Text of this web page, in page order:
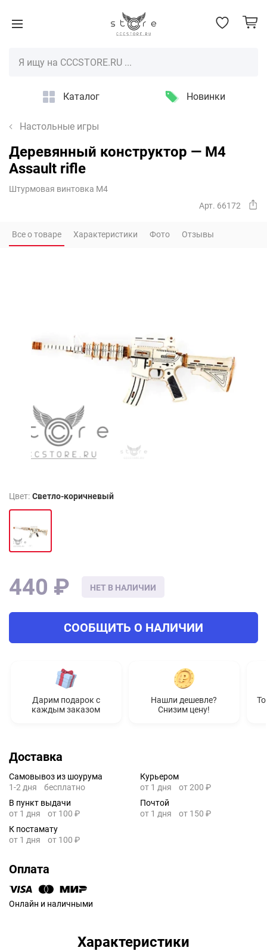
Каталог Новинки
Настольные игры
Деревянный конструктор — M4
Assault rifle
Штурмовая винтовка М4
Арт. 66172
Все о товаре Характеристики Фото Отзывы
Цвет: Светло-коричневый
НЕТ В НАЛИЧИИ
440 ₽
СООБЩИТЬ О НАЛИЧИИ
Дарим подарок с
каждым заказом
Нашли дешевле?
Снизим цену!
Доставка
Самовывоз из шоурума
1-2 дня
бесплатно
Курьером
от 1 дня
от 200 ₽
В пункт выдачи
от 1 дня
от 100 ₽
Почтой
от 1 дня
от 150 ₽
К постамату
от 1 дня
от 100 ₽
Оплата
Онлайн и наличными
Характеристики